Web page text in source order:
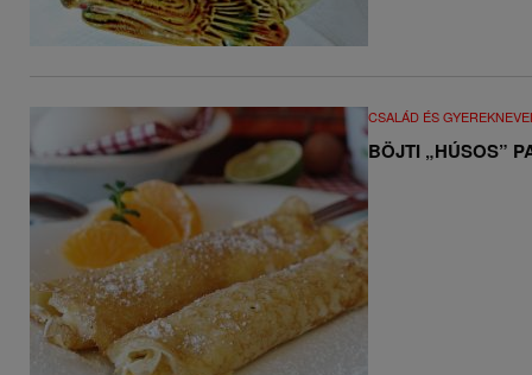
CSALÁD ÉS
BÖJTI „HÚSOS”